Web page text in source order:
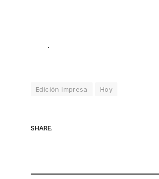
.
Edición Impresa Hoy
SHARE.